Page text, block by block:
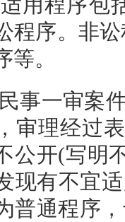
程序包括
程序。非
等。
一审案件
审理经过
开(写明
现有不宜
普通程序